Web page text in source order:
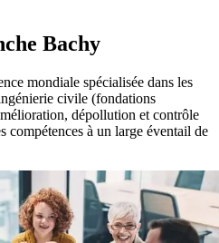
Bachy
mondiale spécialisée dans les
civile (fondations
dépollution et contrôle
compétences à un large éventail de